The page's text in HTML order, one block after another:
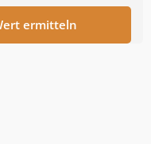
ermitteln